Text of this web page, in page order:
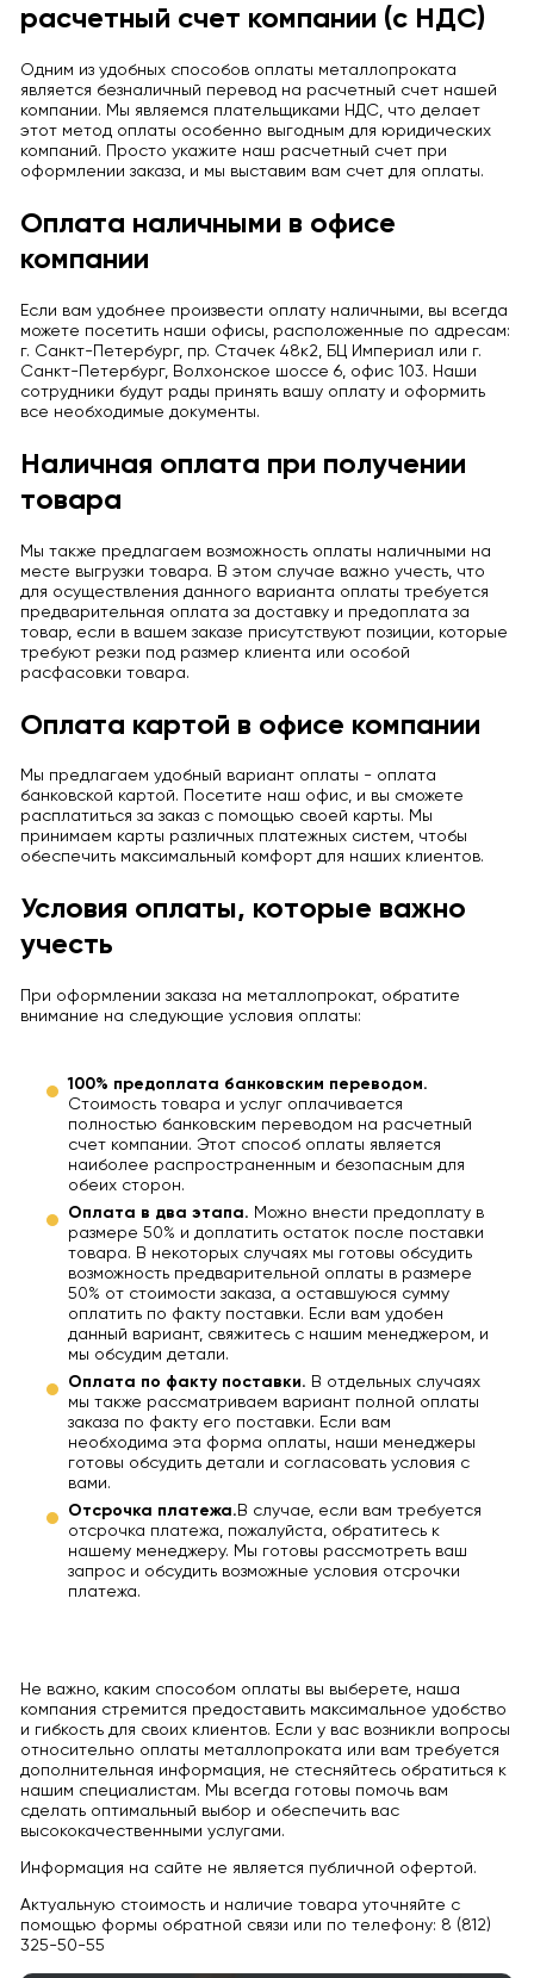
расчетный счет компании (с НДС)
Одним из удобных способов оплаты металлопроката
является безналичный перевод на расчетный счет нашей
компании. Мы являемся плательщиками НДС, что делает
этот метод оплаты особенно выгодным для юридических
компаний. Просто укажите наш расчетный счет при
оформлении заказа, и мы выставим вам счет для оплаты.
Оплата наличными в офисе
компании
Если вам удобнее произвести оплату наличными, вы всегда
можете посетить наши офисы, расположенные по адресам:
г. Санкт-Петербург, пр. Стачек 48к2, БЦ Империал или г.
Санкт-Петербург, Волхонское шоссе 6, офис 103. Наши
сотрудники будут рады принять вашу оплату и оформить
все необходимые документы.
Наличная оплата при получении
товара
Мы также предлагаем возможность оплаты наличными на
месте выгрузки товара. В этом случае важно учесть, что
для осуществления данного варианта оплаты требуется
предварительная оплата за доставку и предоплата за
товар, если в вашем заказе присутствуют позиции, которые
требуют резки под размер клиента или особой
расфасовки товара.
Оплата картой в офисе компании
Мы предлагаем удобный вариант оплаты - оплата
банковской картой. Посетите наш офис, и вы сможете
расплатиться за заказ с помощью своей карты. Мы
принимаем карты различных платежных систем, чтобы
обеспечить максимальный комфорт для наших клиентов.
Условия оплаты, которые важно
учесть
При оформлении заказа на металлопрокат, обратите
внимание на следующие условия оплаты:
100% предоплата банковским переводом.
Стоимость товара и услуг оплачивается
полностью банковским переводом на расчетный
счет компании. Этот способ оплаты является
наиболее распространенным и безопасным для
обеих сторон.
Оплата в два этапа. Можно внести предоплату в
размере 50% и доплатить остаток после поставки
товара. В некоторых случаях мы готовы обсудить
возможность предварительной оплаты в размере
50% от стоимости заказа, а оставшуюся сумму
оплатить по факту поставки. Если вам удобен
данный вариант, свяжитесь с нашим менеджером, и
мы обсудим детали.
Оплата по факту поставки. В отдельных случаях
мы также рассматриваем вариант полной оплаты
заказа по факту его поставки. Если вам
необходима эта форма оплаты, наши менеджеры
готовы обсудить детали и согласовать условия с
вами.
Отсрочка платежа. В случае, если вам требуется
отсрочка платежа, пожалуйста, обратитесь к
нашему менеджеру. Мы готовы рассмотреть ваш
запрос и обсудить возможные условия отсрочки
платежа.
Не важно, каким способом оплаты вы выберете, наша
компания стремится предоставить максимальное удобство
и гибкость для своих клиентов. Если у вас возникли вопросы
относительно оплаты металлопроката или вам требуется
дополнительная информация, не стесняйтесь обратиться к
нашим специалистам. Мы всегда готовы помочь вам
сделать оптимальный выбор и обеспечить вас
высококачественными услугами.
Информация на сайте не является публичной офертой.
Актуальную стоимость и наличие товара уточняйте с
помощью формы обратной связи или по телефону: 8 (812)
325-50-55